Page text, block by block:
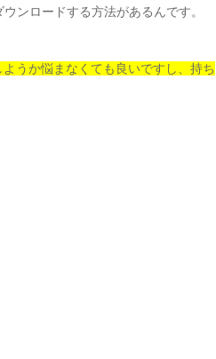
ンロードする方法があるんです。
うか悩まなくても良いですし、持ち